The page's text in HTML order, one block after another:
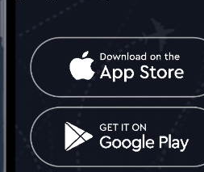
კონტაქტი
საქართველო: თბილისი
ტელ: 032 2 04 00 50
ელ. ფოსტა: